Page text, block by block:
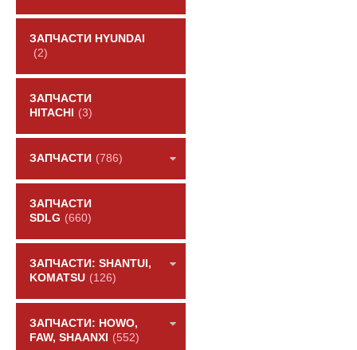
ЗАПЧАСТИ HYUNDAI
(2)
ЗАПЧАСТИ
HITACHI
(3)
ЗАПЧАСТИ (786)
ЗАПЧАСТИ
SDLG (660)
ЗАПЧАСТИ: SHANTUI,
KOMATSU (126)
ЗАПЧАСТИ: HOWO,
FAW, SHAANXI
(552)